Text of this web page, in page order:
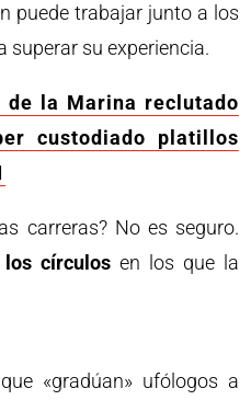
puede trabajar junto a los
superar su experiencia.
de la Marina reclutado
custodiado platillos
carreras? No es seguro.
los círculos en los que la
«gradúan» ufólogos a